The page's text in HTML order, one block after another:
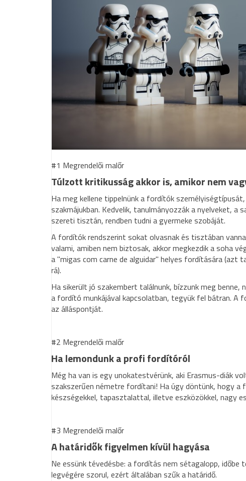
#1 Megrendelői malőr
Túlzott kritikusság akkor is, amikor nem
Ha meg kellene tippelnünk a fordítók
szakmájukban. Kedvelik, tanulmányozzák a nyelveket,
szereti tisztán, rendben tudni a gyermeke szobáját.
A fordítók rendszerint sokat olvasnak és tisztában
valami, amiben nem biztosak, akkor megkezdik a soha
a "migas com carne de alguidar" helyes fordítására (azt
rá).
Ha sikerült jó szakembert találnunk, bízzunk meg benne,
a fordító munkájával kapcsolatban, tegyük fel bátran. A
az álláspontját.
#2 Megrendelői malőr
Ha lemondunk a profi fordítóról
Még ha van is egy unokatestvérünk, aki Erasmus-diák
szakszerűen németre fordítani! Ha úgy döntünk, hogy a
készségekkel, tapasztalattal, illetve eszközökkel, nagy
#3 Megrendelői malőr
A határidők figyelmen kívül hagyása
Ne essünk tévedésbe: a fordítás nem sétagalopp,
legvégére szorul, ezért általában szűk a határidő.